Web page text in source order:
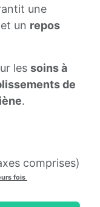
une
et un repos
les soins à
de
.
comprises)
fois